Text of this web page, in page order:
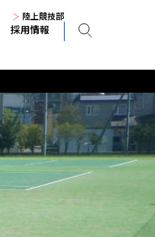
採用情報
陸上競技部